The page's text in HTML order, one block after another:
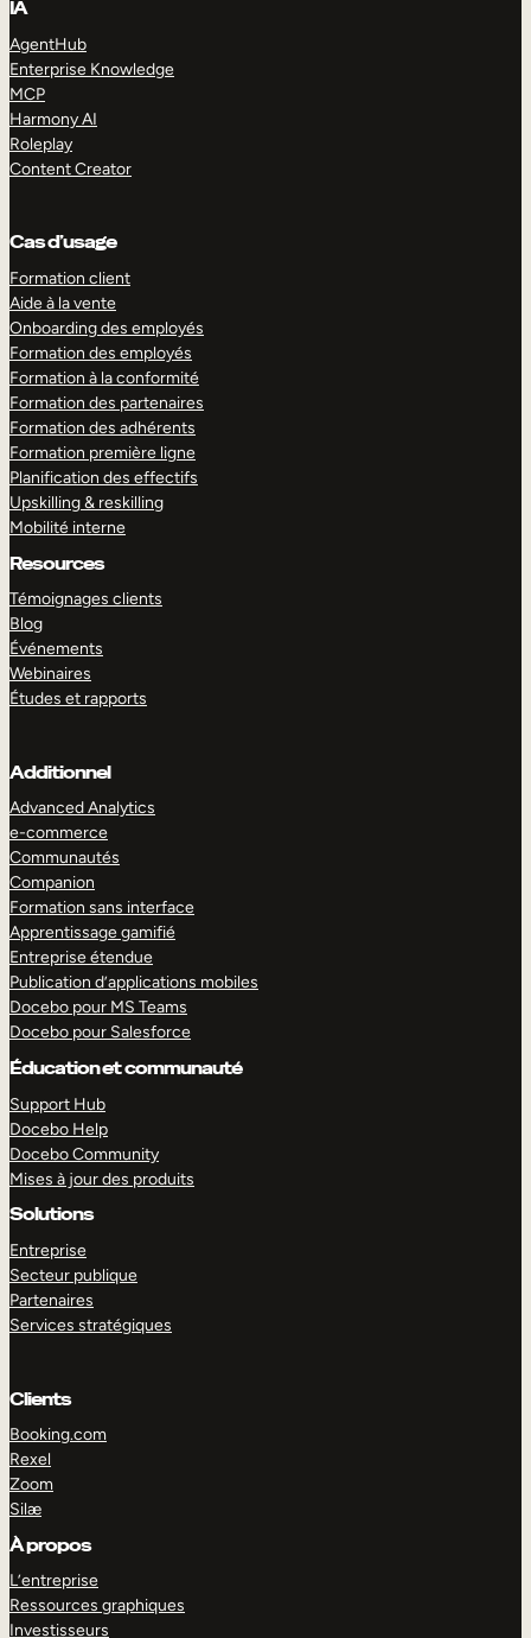
IA
AgentHub
Enterprise Knowledge
MCP
Harmony AI
Roleplay
Content Creator
Cas d’usage
Formation client
Aide à la vente
Onboarding des employés
Formation des employés
Formation à la conformité
Formation des partenaires
Formation des adhérents
Formation première ligne
Planification des effectifs
Upskilling & reskilling
Mobilité interne
Resources
Témoignages clients
Blog
Événements
Webinaires
Études et rapports
Additionnel
Advanced Analytics
e-commerce
Communautés
Companion
Formation sans interface
Apprentissage gamifié
Entreprise étendue
Publication d’applications mobiles
Docebo pour MS Teams
Docebo pour Salesforce
Éducation et communauté
Support Hub
Docebo Help
Docebo Community
Mises à jour des produits
Solutions
Entreprise
Secteur publique
Partenaires
Services stratégiques
Clients
Booking.com
Rexel
Zoom
Silæ
À propos
L’entreprise
Ressources graphiques
Investisseurs